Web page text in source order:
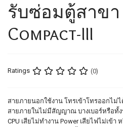
รับซ่อมตู้สาขา
Compact-III
Ratings (0)
สายภายนอกใช้งาน โทรเข้าโทรออกไม่ไ
สายภายในไม่มีสัญญาณ บางเบอร์หรือทั้ง
CPU เสียไม่ทำงาน Power เสียไฟไม่เข้า